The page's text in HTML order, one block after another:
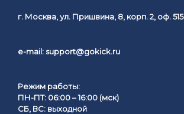
г. Москва, ул. Пришвина, 8, корп. 2, оф. 515
e-mail: support@gokick.ru
Режим работы:
ПН-ПТ: 06:00 – 16:00 (мск)
СБ, ВС: выходной